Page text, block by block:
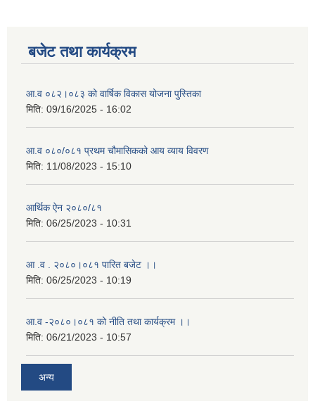
बजेट तथा कार्यक्रम
आ.व ०८२।०८३ को वार्षिक विकास योजना पुस्तिका
मिति: 09/16/2025 - 16:02
आ.व ०८०/०८१ प्रथम चौमासिकको आय व्याय विवरण
मिति: 11/08/2023 - 15:10
आर्थिक ऐन २०८०/८१
मिति: 06/25/2023 - 10:31
आ .व . २०८०।०८१ पारित बजेट ।।
मिति: 06/25/2023 - 10:19
आ.व -२०८०।०८१ को नीति तथा कार्यक्रम ।।
मिति: 06/21/2023 - 10:57
अन्य